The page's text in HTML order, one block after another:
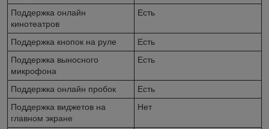
Поддержка онлайн
кинотеатров
Есть
Поддержка кнопок на руле
Есть
Поддержка выносного
микрофона
Есть
Поддержка онлайн пробок
Есть
Поддержка виджетов на
главном экране
Нет